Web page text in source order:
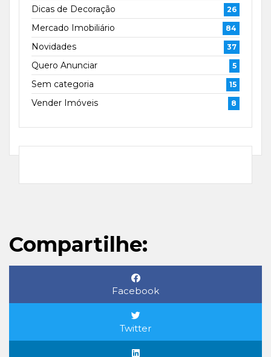
Dicas de Decoração 26
Mercado Imobiliário 84
Novidades 37
Quero Anunciar 5
Sem categoria 15
Vender Imóveis 8
Compartilhe:
Facebook
Twitter